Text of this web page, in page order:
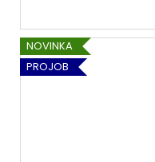
NOVINKA
PROJOB